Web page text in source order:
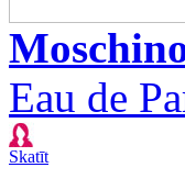
Eau de
Skatīt